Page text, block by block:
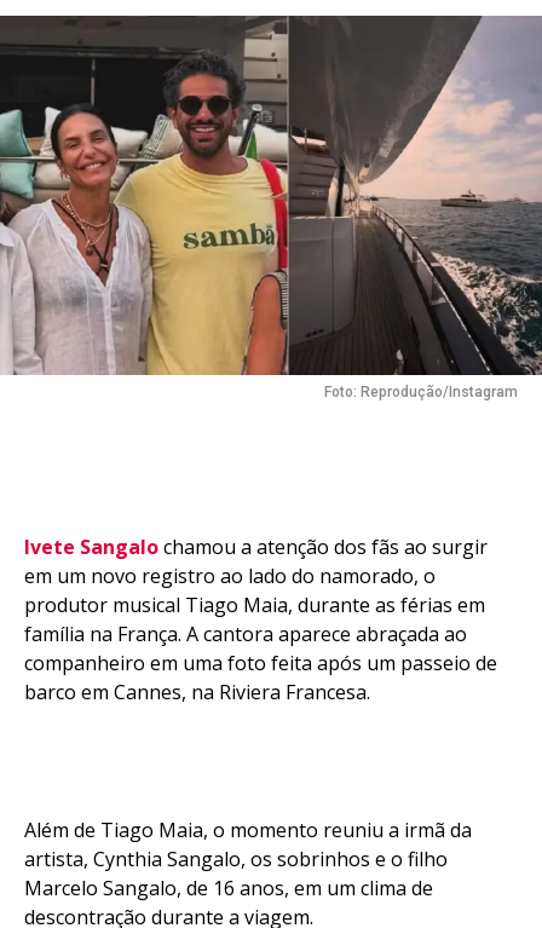
Foto: Reprodução/Instagram
Ivete Sangalochamou a atenção dos fãs ao surgir
em um novo registro ao lado do namorado, o
produtor musical Tiago Maia, durante as férias em
família na França. A cantora aparece abraçada ao
companheiro em uma foto feita após um passeio de
barco em Cannes, na Riviera Francesa.
Além de Tiago Maia, o momento reuniu a irmã da
artista, Cynthia Sangalo, os sobrinhos e o filho
Marcelo Sangalo, de 16 anos, em um clima de
descontração durante a viagem.
Flipboard
Reddit
Pinterest
Whatsapp
Email